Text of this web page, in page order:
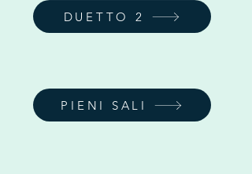
DUETTO 2
PIENI SALI